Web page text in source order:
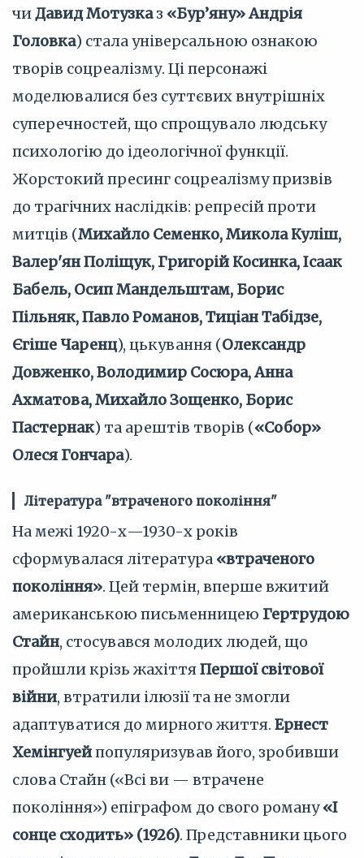
чиДавид Мотузказ «Бур’яну» Андрія
Головка) стала універсальною ознакою
творів соцреалізму. Ці персонажі
моделювалися без суттєвих внутрішніх
суперечностей, що спрощувало людську
психологію до ідеологічної функції.
Жорстокий пресинг соцреалізму призвів
до трагічних наслідків: репресій проти
митців (Михайло Семенко, Микола Куліш,
Валер'ян Поліщук, Григорій Косинка, Ісаак
Бабель, Осип Мандельштам, Борис
Пільняк, Павло Романов, Тиціан Табідзе,
Єгіше Чаренц), цькування (Олександр
Довженко, Володимир Сосюра, Анна
Ахматова, Михайло Зощенко, Борис
Пастернак) та арештів творів («Собор»
Олеся Гончара).
Література "втраченого покоління"
На межі 1920-х—1930-х років
сформувалася література «втраченого
покоління». Цей термін, вперше вжитий
американською письменницею Гертрудою
Стайн, стосувався молодих людей, що
пройшли крізь жахіттяПершої світової
війни, втратили ілюзії та не змогли
адаптуватися до мирного життя. Ернест
Хемінгуейпопуляризував його, зробивши
слова Стайн («Всі ви — втрачене
покоління») епіграфом до свого роману«І
сонце сходить» (1926). Представники цього